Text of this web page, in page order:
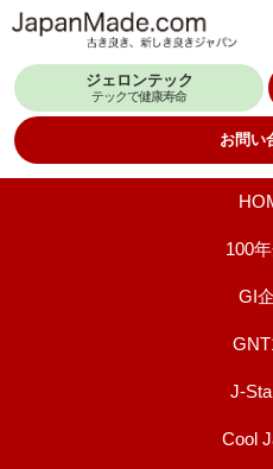
テ
ジェロンテック
テックで健康寿命
お問い
100
GI
J-
Cool